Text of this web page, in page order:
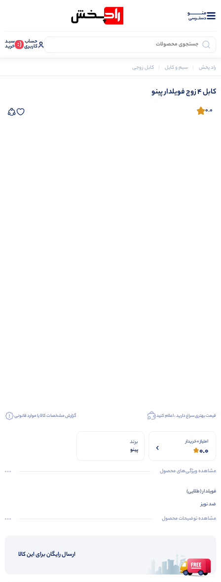
منــــــــــــو
دستــرسی
حساب
کاربری (: سبـد
خرید
راد پخش سیم و کابل کابل زوجی و مخابراتی
کابل 4 زوج فویلدار پینو
0.0
قیمت بهتری سراغ دارید ، اعلام کنید گزارش مشخصات کالا یا موارد قانونی
امتیاز 0 خریدار
0.0
برند
پینو
مشاهده ویژگی‌های محصول
فویلدار (طلایی)
ضد نویز
CCAM
مشاهده توضیحات محصول
ارسال رایگان برای این کالا